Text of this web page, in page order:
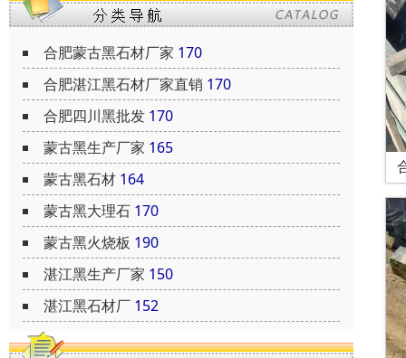
合肥蒙古黑石材厂家 170
合肥湛江黑石材厂家直销 170
合肥四川黑批发 170
蒙古黑生产厂家 165
蒙古黑石材 164
蒙古黑大理石 170
蒙古黑火烧板 190
湛江黑生产厂家 150
湛江黑石材厂 152